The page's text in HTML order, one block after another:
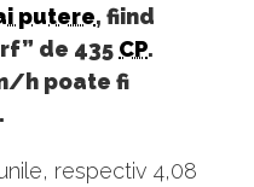
putere, fiind
de 435 CP.
h poate fi
respectiv 4,08